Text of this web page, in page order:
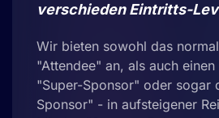
verschieden Eintritts-
Wir bieten sowohl das
"Attendee" an, als auch
"Super-Sponsor" oder sogar
Sponsor" - in aufsteigener